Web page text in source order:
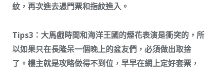
紋，再次進去憑門票和指紋進入。
Tips3：大馬戲時間和海洋王國的煙花表演是衝突的，所
以如果只在長隆呆一個晚上的盆友們，必須做出取捨
了。樓主就是攻略做得不到位，早早在網上定好套票，